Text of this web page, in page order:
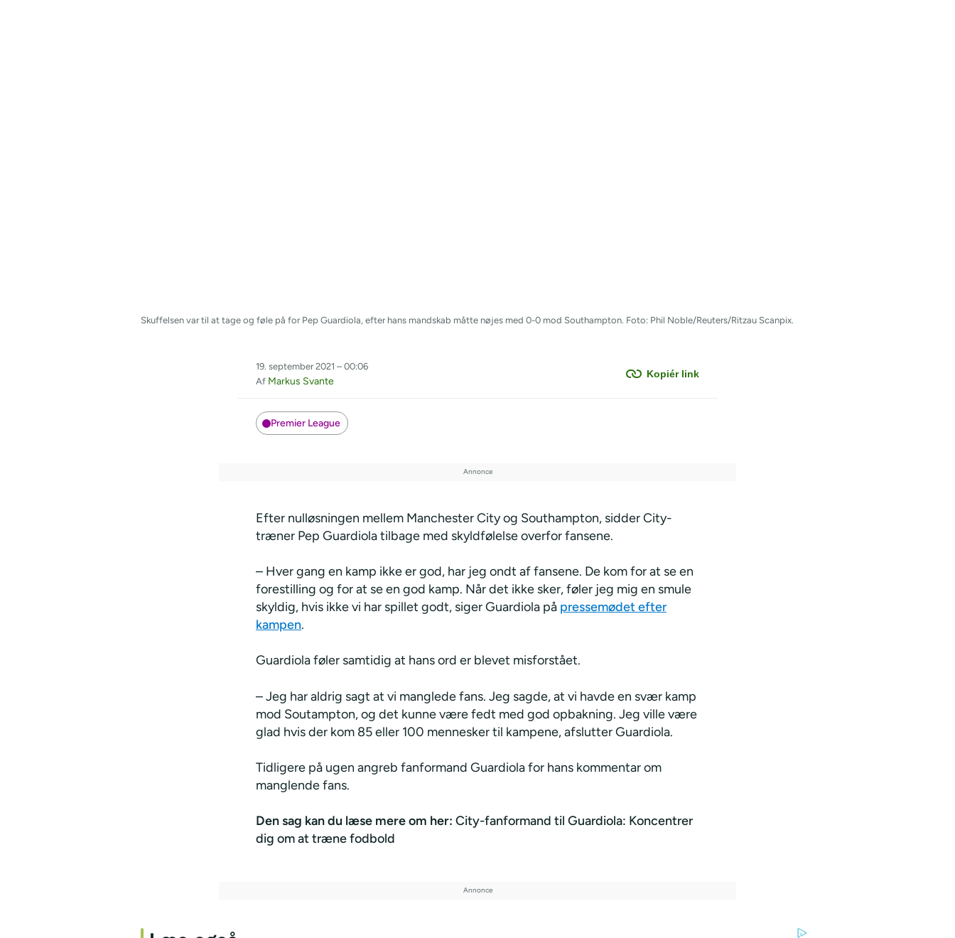
Skuffelsen var til at tage og føle på for Pep Guardiola, efter hans mandskab måtte nøjes med 0-0 mod Southampton. Foto: Phil Noble/Reuters/Ritzau Scanpix.
Kopiér link
19. september 2021 – 00:06
Af Markus Svante
Premier League
Efter nulløsningen mellem Manchester City og Southampton, sidder City-
træner Pep Guardiola tilbage med skyldfølelse overfor fansene.
– Hver gang en kamp ikke er god, har jeg ondt af fansene. De kom for at se en
forestilling og for at se en god kamp. Når det ikke sker, føler jeg mig en smule
skyldig, hvis ikke vi har spillet godt, siger Guardiola på pressemødet efter
kampen.
Guardiola føler samtidig at hans ord er blevet misforstået.
– Jeg har aldrig sagt at vi manglede fans. Jeg sagde, at vi havde en svær kamp
mod Soutampton, og det kunne være fedt med god opbakning. Jeg ville være
glad hvis der kom 85 eller 100 mennesker til kampene, afslutter Guardiola.
Tidligere på ugen angreb fanformand Guardiola for hans kommentar om
manglende fans.
Den sag kan du læse mere om her: City-fanformand til Guardiola: Koncentrer
dig om at træne fodbold